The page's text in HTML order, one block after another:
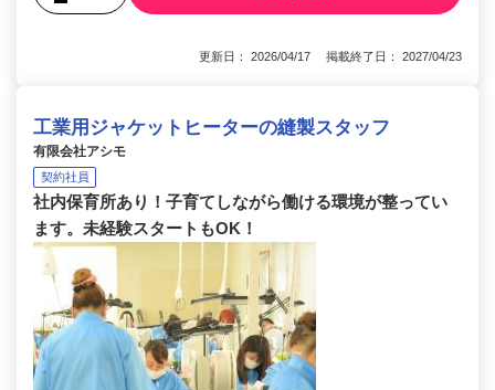
更新日： 2026/04/17 掲載終了日： 2027/04/23
工業用ジャケットヒーターの縫製スタッフ
有限会社アシモ
契約社員
社内保育所あり！子育てしながら働ける環境が整ってい
ます。未経験スタートもOK！